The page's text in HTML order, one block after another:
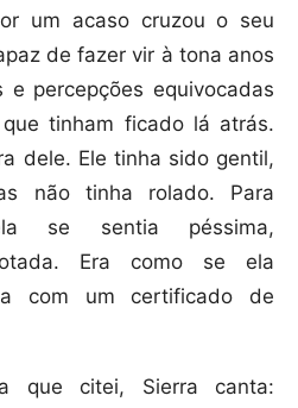
um acaso cruzou o seu
de fazer vir à tona anos
e percepções equivocadas
tinham ficado lá atrás.
dele. Ele tinha sido gentil,
não tinha rolado. Para
se sentia péssima,
Era como se ela
com um certificado de
que citei, Sierra canta: